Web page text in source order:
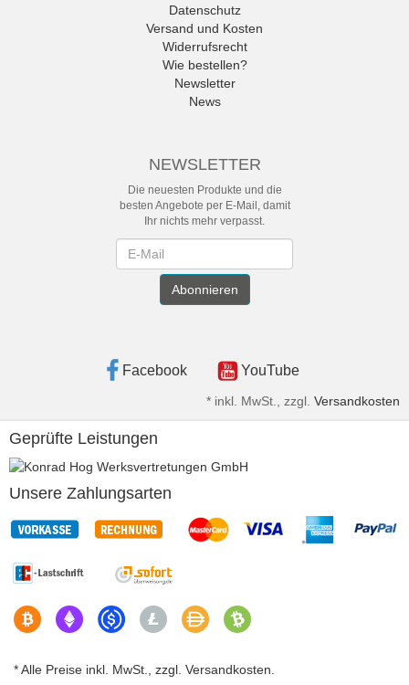
Datenschutz
Versand und Kosten
Widerrufsrecht
Wie bestellen?
Newsletter
News
NEWSLETTER
Die neuesten Produkte und die
besten Angebote per E-Mail, damit
Ihr nichts mehr verpasst.
Abonnieren
Facebook YouTube
* inkl. MwSt., zzgl. Versandkosten
Geprüfte Leistungen
Unsere Zahlungsarten
* Alle Preise inkl. MwSt., zzgl. Versandkosten.